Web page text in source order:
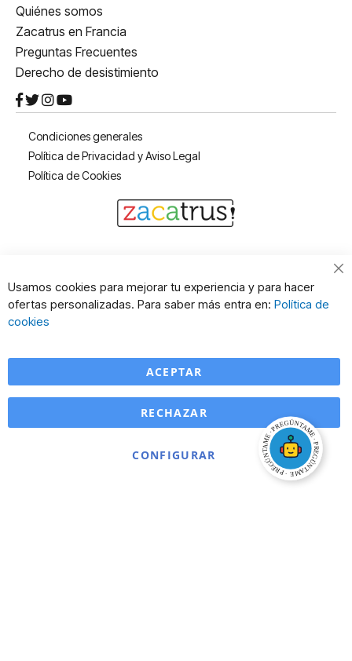
Quiénes somos
Zacatrus en Francia
Preguntas Frecuentes
Derecho de desistimiento
Condiciones generales
Política de Privacidad y Aviso Legal
Política de Cookies
Usamos cookies para mejorar tu experiencia y para hacer
ofertas personalizadas. Para saber más entra en: Política de
cookies
ACEPTAR
CONFIGURAR
RECHAZAR